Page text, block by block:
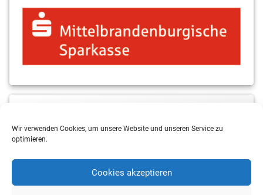
Wir verwenden Cookies, um unsere Website und unseren Service zu
optimieren.
Cookies akzeptieren